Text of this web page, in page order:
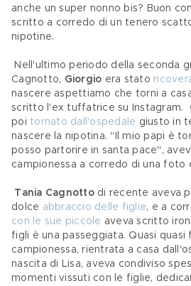
anche un super nonno bis? Buon
scritto a corredo di un tenero
nipotine.
Cagnotto, Giorgio era stato
nascere aspettiamo che torni a
scritto l'ex tuffatrice su Instagram.
poi tornato dall'ospedale giusto in
nascere la nipotina. "Il mio papi è
posso partorire in santa pace",
campionessa a corredo di una foto
Tania Cagnotto di recente aveva
dolce abbraccio delle figlie, e a
con le sue piccole aveva scritto
figli è una passeggiata. Quasi quasi
campionessa, rientrata a casa
nascita di Lisa, aveva condiviso
momenti vissuti con le figlie,